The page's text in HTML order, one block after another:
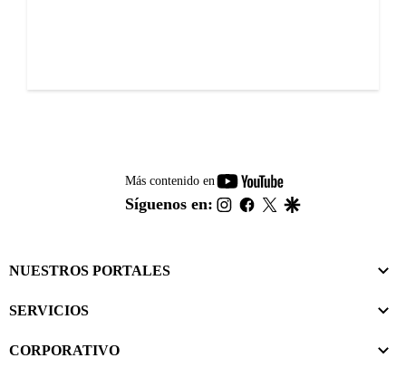
Más contenido en
youtube-
footer
Síguenos en: instagram
facebook
twitter
NUESTROS PORTALES
SERVICIOS
CORPORATIVO